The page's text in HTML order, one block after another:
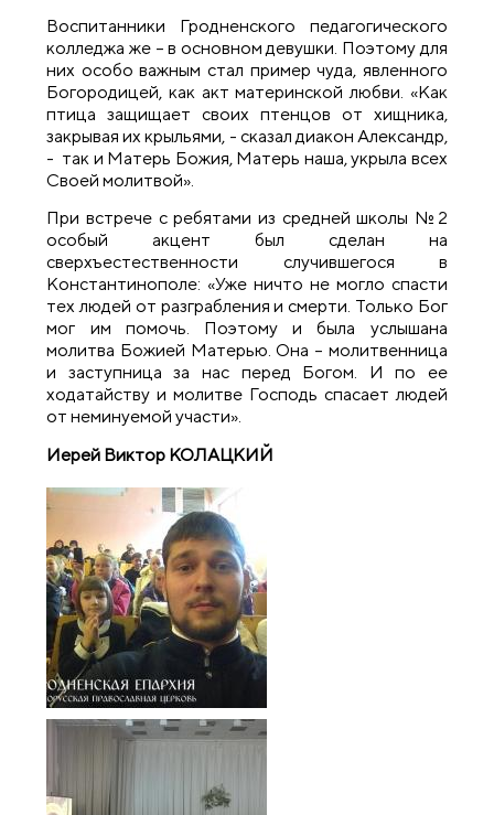
Воспитанники Гродненского педагогического
колледжа же – в основном девушки. Поэтому для
них особо важным стал пример чуда, явленного
Богородицей, как акт материнской любви. «Как
птица защищает своих птенцов от хищника,
закрывая их крыльями, - сказал диакон Александр,
- так и Матерь Божия, Матерь наша, укрыла всех
Своей молитвой».
При встрече с ребятами из средней школы №2
особый акцент был сделан на
сверхъестественности случившегося в
Константинополе: «Уже ничто не могло спасти
тех людей от разграбления и смерти. Только Бог
мог им помочь. Поэтому и была услышана
молитва Божией Матерью. Она – молитвенница
и заступница за нас перед Богом. И по ее
ходатайству и молитве Господь спасает людей
от неминуемой участи».
Иерей Виктор КОЛАЦКИЙ